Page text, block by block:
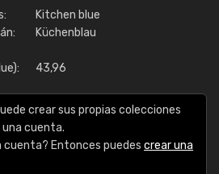
Kitchen blue
Küchenblau
43,96
crear sus propias colecciones
una cuenta.
cuenta? Entonces puedes crear una